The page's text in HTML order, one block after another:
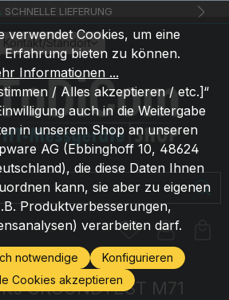
SCHNELLE LIEFERUNG
Kontakt/Standort
...
GROUNDTEST M71
verwendet Cookies, um eine
Erfahrung bieten zu können.
Informationen ...
/ Alles akzeptieren / etc.]“
auch in die Weitergabe
in unserem Shop an unseren
AG (Ebbinghoff 10, 48624
die diese Daten Ihnen
kann, sie aber zu eigenen
Produktverbesserungen,
verarbeiten darf.
notwendige
Konfigurieren
Cookies akzeptieren